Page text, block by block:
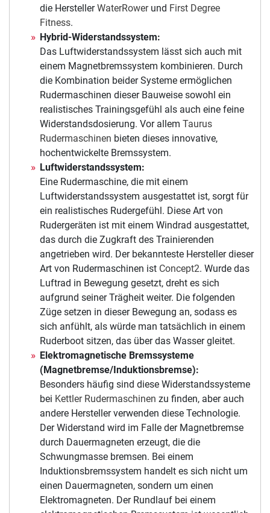
die HerstellerWaterRowerund First Degree
Fitness.
Hybrid-Widerstandssystem:
Das Luftwiderstandssystem lässt sich auch mit
einem Magnetbremssystem kombinieren. Durch
die Kombination beider Systeme ermöglichen
Rudermaschinen dieser Bauweise sowohl ein
realistisches Trainingsgefühl als auch eine feine
Widerstandsdosierung. Vor allem Taurus
Rudermaschinen bieten dieses innovative,
hochentwickelte Bremssystem.
Luftwiderstandssystem:
Eine Rudermaschine, die mit einem
Luftwiderstandssystem ausgestattet ist, sorgt für
ein realistisches Rudergefühl. Diese Art von
Rudergeräten ist mit einem Windrad ausgestattet,
das durch die Zugkraft des Trainierenden
angetrieben wird. Der bekannteste Hersteller dieser
Art von Rudermaschinen ist Concept2. Wurde das
Luftrad in Bewegung gesetzt, dreht es sich
aufgrund seiner Trägheit weiter. Die folgenden
Züge setzen in dieser Bewegung an, sodass es
sich anfühlt, als würde man tatsächlich in einem
Ruderboot sitzen, das über das Wasser gleitet.
Elektromagnetische Bremssysteme
(Magnetbremse/Induktionsbremse):
Besonders häufig sind diese Widerstandssysteme
bei Kettler Rudermaschinen zu finden, aber auch
andere Hersteller verwenden diese Technologie.
Der Widerstand wird im Falle der Magnetbremse
durch Dauermagneten erzeugt, die die
Schwungmasse bremsen. Bei einem
Induktionsbremssystem handelt es sich nicht um
einen Dauermagneten, sondern um einen
Elektromagneten. Der Rundlauf bei einem